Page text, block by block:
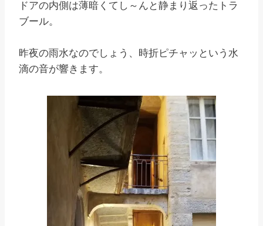
ドアの内側は薄暗くてし～んと静まり返ったトラ
ブール。
昨夜の雨水なのでしょう、時折ピチャッという水
滴の音が響きます。